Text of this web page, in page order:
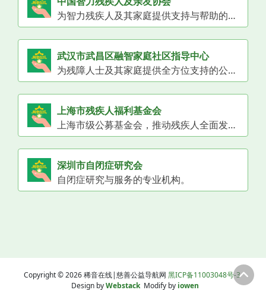
为智力残疾人及其家庭提供支持与帮助的群众性组织。
武汉市武昌区融智家庭社区指导中心
为残障人士及其家庭提供全方位支持的公益机构。
上海市残疾人福利基金会
上海市级公募基金会，推动残疾人全面发展。
深圳市自闭症研究会
自闭症研究与服务的专业机构。
Copyright © 2026 稀音在线|慈善公益导航网 黑ICP备11003048号-3
Design byWebstackModify by iowen